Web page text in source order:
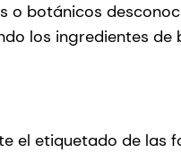
o botánicos
los ingredientes de
el etiquetado de las